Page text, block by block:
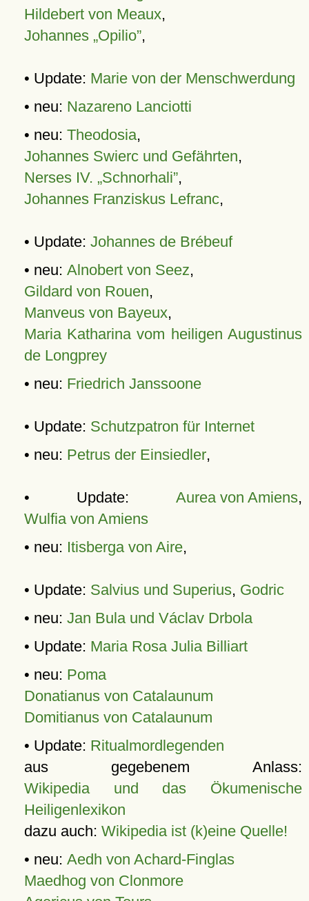
Hildebert von Meaux,
Johannes „Opilio”,
• Update: Marie von der Menschwerdung
• neu: Nazareno Lanciotti
• neu: Theodosia,
Johannes Swierc und Gefährten,
Nerses IV. „Schnorhali”,
Johannes Franziskus Lefranc,
• Update: Johannes de Brébeuf
• neu: Alnobert von Seez,
Gildard von Rouen,
Manveus von Bayeux,
Maria Katharina vom heiligen Augustinus
de Longprey
• neu: Friedrich Janssoone
• Update: Schutzpatron für Internet
• neu: Petrus der Einsiedler,
• Update: Aurea von Amiens,
Wulfia von Amiens
• neu: Itisberga von Aire,
• Update: Salvius und Superius, Godric
• neu: Jan Bula und Václav Drbola
• Update: Maria Rosa Julia Billiart
• neu: Poma
Donatianus von Catalaunum
Domitianus von Catalaunum
• Update: Ritualmordlegenden
aus gegebenem Anlass:
Wikipedia und das Ökumenische
Heiligenlexikon
dazu auch: Wikipedia ist (k)eine Quelle!
• neu: Aedh von Achard-Finglas
Maedhog von Clonmore